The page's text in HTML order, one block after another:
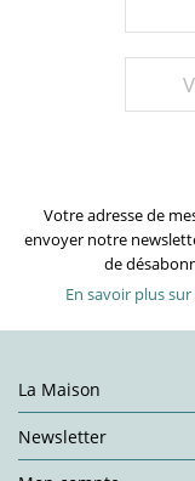
Votre adresse de
envoyer notre
de
En savoir plus
La Maison
Newsletter